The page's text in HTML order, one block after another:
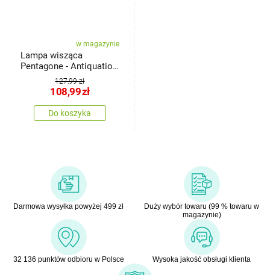
w magazynie
Lampa wisząca
Pentagone - Antiquation,
127,99 zł
108,99zł
Do koszyka
Darmowa wysyłka powyżej 499 zł
Duży wybór towaru (99 % towaru w
magazynie)
32 136 punktów odbioru w Polsce Wysoka jakość obsługi klienta